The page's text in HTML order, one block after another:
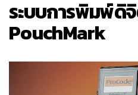
ระบบการพิมพ์ดิ
PouchMark